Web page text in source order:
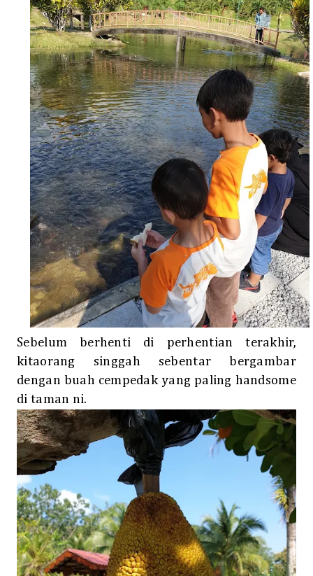
Sebelum berhenti di perhentian terakhir,
kitaorang singgah sebentar bergambar
dengan buah cempedak yang paling handsome
di taman ni.